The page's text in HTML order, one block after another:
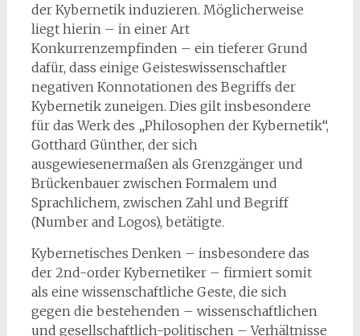
der Kybernetik induzieren. Möglicherweise
liegt hierin – in einer Art
Konkurrenzempfinden – ein tieferer Grund
dafür, dass einige Geisteswissenschaftler
negativen Konnotationen des Begriffs der
Kybernetik zuneigen. Dies gilt insbesondere
für das Werk des „Philosophen der Kybernetik“,
Gotthard Günther, der sich
ausgewiesenermaßen als Grenzgänger und
Brückenbauer zwischen Formalem und
Sprachlichem, zwischen Zahl und Begriff
(Number and Logos), betätigte.
Kybernetisches Denken – insbesondere das
der 2nd-order Kybernetiker – firmiert somit
als eine wissenschaftliche Geste, die sich
gegen die bestehenden – wissenschaftlichen
und gesellschaftlich-politischen – Verhältnisse